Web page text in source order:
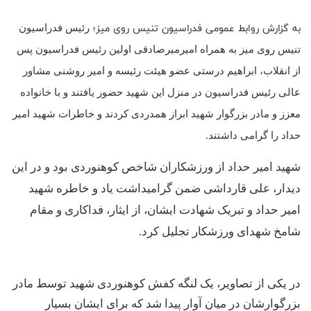
به گزارش روابط عمومی فدراسیون تنیس روی میز؛ رئیس فدراسیون
تنیس روی میز به همراه امیرمیرصادقی اولین رئیس فدراسیون پس
از انقلاب، ابراهیم درستی عضو هیئت رئیسه و امیر روشنی مشاور
عالی رئیس فدراسیون در منزل این شهید حضور یافتند و با خانواده
معزز و مادر بزرگوار شهید ابراز همدردی کردند و خاطرات شهید امیر
حداد را گرامی داشتند.
شهید امیر حداد از ورزشکاران شاخص کوهنوردی بود و در این
دیدار، علی قارداشی ضمن گرامیداشت یاد و خاطره شهید
امیر حداد و تبریک شهادت ایشان، از ایثار، فداکاری و مقام
شامخ شهدای ورزشکار تجلیل کرد.
در یکی از تصاویر، یک لنگه کفش کوهنوردی شهید توسط مادر
بزرگوارشان در میان آوار پیدا شد‌ که برای ایشان بسیار